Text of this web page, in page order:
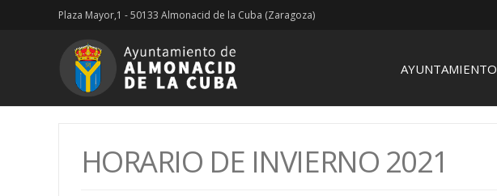
Plaza Mayor,1 - 50133 Almonacid de la Cuba (Zaragoza)
AYUNTAMIENTO
HORARIO DE INVIERNO 2021